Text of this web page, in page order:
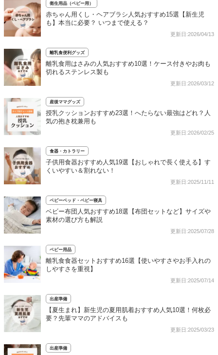
衛生用品（ベビー用）
赤ちゃん用くし・ヘアブラシ人気おすすめ15選【新生児
も】本当に必要？ いつまで使える？
更新日:2026/04/13
離乳食便利グッズ
離乳食用はさみの人気おすすめ10選！ケース付きやお肉も
切れるステンレス製も
更新日:2026/03/12
産後ママグッズ
授乳クッションおすすめ23選！へたらない最強はどれ？人
気の抱き枕兼用も
更新日:2026/02/25
食器・カトラリー
子供用食器おすすめ人気19選【おしゃれで長く使える】す
くいやすい＆割れない！
更新日:2025/11/11
ベビーベッド・ベビー寝具
ベビー布団人気おすすめ18選【布団セットなど】サイズや
素材の選び方も解説
更新日:2025/07/28
ベビー用品
離乳食食器セットおすすめ16選【使いやすさやお手入れの
しやすさを重視】
更新日:2025/07/14
出産準備
【夏生まれ】新生児の夏用肌着おすすめ人気10選！何枚必
要？先輩ママのアドバイスも
更新日:2025/03/23
出産準備